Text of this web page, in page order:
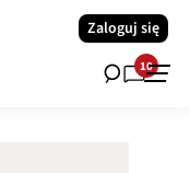
Zaloguj się
10